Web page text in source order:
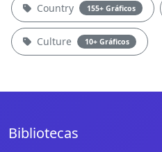
Country 155+ Gráficos
Culture 10+ Gráficos
Bibliotecas